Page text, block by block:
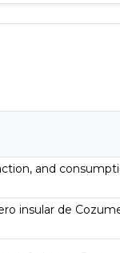
and
insular de